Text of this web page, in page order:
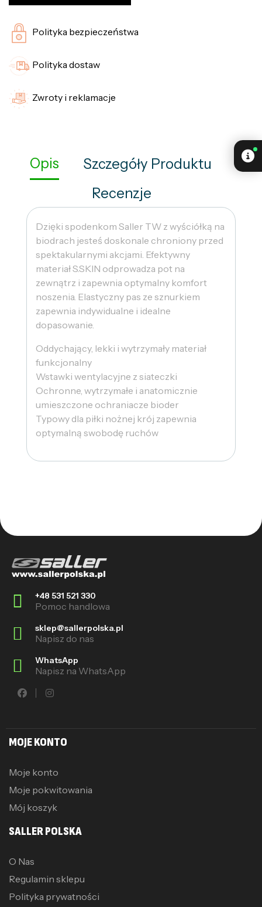
Polityka bezpieczeństwa
Polityka dostaw
Zwroty i reklamacje
Opis
Szczegóły Produktu
Recenzje
Dzięki spodenkom Saller TW z wyściółką na
biodrach jesteś doskonale chroniony przed
spektakularnymi akcjami. Efektywny
materiał S.SKIN odprowadza pot na
zewnątrz i zapewnia optymalny komfort
noszenia. Elastyczny pas ze sznurkiem
zapewnia indywidualne i idealne
dopasowanie.
Oddychający, lekki i wytrzymały materiał
funkcjonalny
Wstawki wentylacyjne z siateczki
Ochronne, wytrzymałe i anatomicznie
umieszczone ochraniacze bioder
Typowy dla piłki nożnej krój zapewnia
optymalną swobodę ruchów
+48 531 521 330
Pomoc handlowa
sklep@sallerpolska.pl
Napisz do nas
WhatsApp
Napisz na WhatsApp
MOJE KONTO
Moje konto
Moje pokwitowania
Mój koszyk
SALLER POLSKA
O Nas
Regulamin sklepu
Polityka prywatności